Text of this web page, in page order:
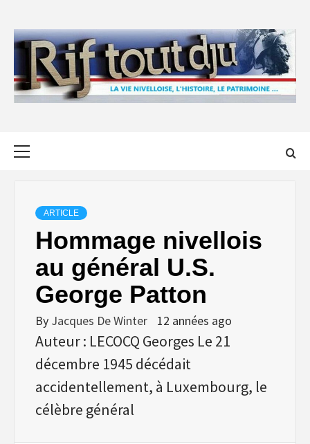
content
ARTICLE
Hommage nivellois
au général U.S.
George Patton
By Jacques De Winter 12 années ago
Auteur : LECOCQ Georges Le 21
décembre 1945 décédait
accidentellement, à Luxembourg, le
célèbre général